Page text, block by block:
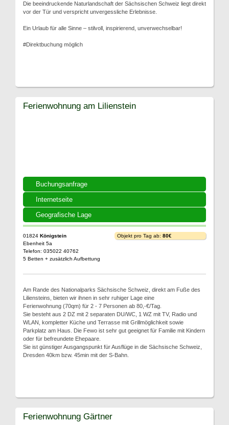
Die beeindruckende Naturlandschaft der Sächsischen Schweiz liegt direkt
vor der Tür und verspricht unvergessliche Erlebnisse.
Ein Urlaub für alle Sinne – stilvoll, inspirierend, unverwechselbar!
#Direktbuchung möglich
Buchungsanfrage
Internetseite
Geografische Lage
Ferienwohnung am Lilienstein
01824 Königstein
Ebenheit 5a
Telefon: 035022 40762
5 Betten + zusätzlich Aufbettung
Objekt pro Tag ab: 80€
Am Rande des Nationalparks Sächsische Schweiz, direkt am Fuße des
Liliensteins, bieten wir ihnen in sehr ruhiger Lage eine
Ferienwohnung (70qm) für 2 - 7 Personen ab 80,-€/Tag.
Sie besteht aus 2 DZ mit 2 separaten DU/WC, 1 WZ mit TV, Radio und
WLAN, kompletter Küche und Terrasse mit Grillmöglichkeit sowie
Parkplatz am Haus. Die Fewo ist sehr gut geeignet für Familie mit Kindern
oder für befreundete Ehepaare.
Sie ist günstiger Ausgangspunkt für Ausflüge in die Sächsische Schweiz,
Dresden 40km bzw. 45min mit der S-Bahn.
Ferienwohnung Gärtner